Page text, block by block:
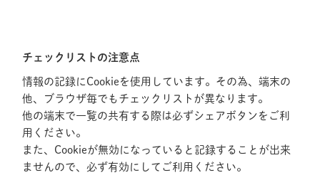
チェックリストの注意点
情報の記録にCookieを使用しています。その為、端末の
他、ブラウザ毎でもチェックリストが異なります。
他の端末で一覧の共有する際は必ずシェアボタンをご利
用ください。
また、Cookieが無効になっていると記録することが出来
ませんので、必ず有効にしてご利用ください。